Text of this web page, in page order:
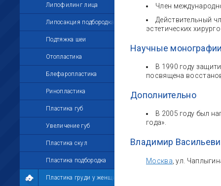
Липофилинг лица
Липосакция подбородка
Подтяжка шеи
Отопластика
Блефаропластика
Ринопластика
Пластика губ
Увеличение губ
Пластика скул
Пластика подбородка
Пластика груди у женщин
Член
Действительный
эстетических
Научные
В 1990 году
посвящена
Дополнительно
В 2005 году был
года».
Владимир
Москва , ул.